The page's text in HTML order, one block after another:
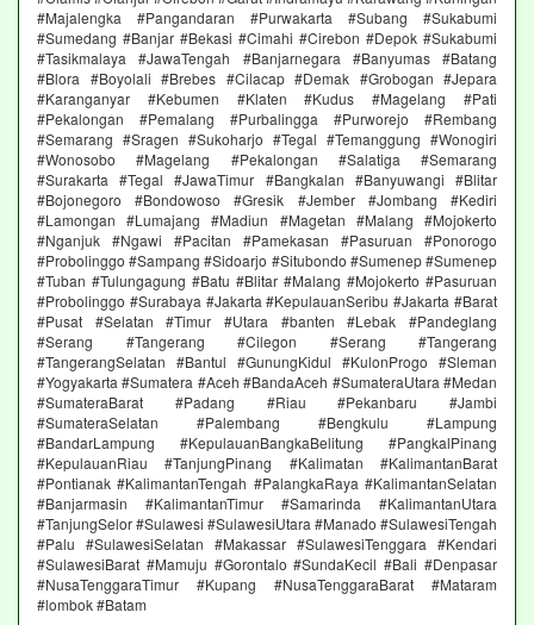
#Majalengka #Pangandaran #Purwakarta #Subang #Sukabumi
#Sumedang #Banjar #Bekasi #Cimahi #Cirebon #Depok #Sukabumi
#Tasikmalaya #JawaTengah #Banjarnegara #Banyumas #Batang
#Blora #Boyolali #Brebes #Cilacap #Demak #Grobogan #Jepara
#Karanganyar #Kebumen #Klaten #Kudus #Magelang #Pati
#Pekalongan #Pemalang #Purbalingga #Purworejo #Rembang
#Semarang #Sragen #Sukoharjo #Tegal #Temanggung #Wonogiri
#Wonosobo #Magelang #Pekalongan #Salatiga #Semarang
#Surakarta #Tegal #JawaTimur #Bangkalan #Banyuwangi #Blitar
#Bojonegoro #Bondowoso #Gresik #Jember #Jombang #Kediri
#Lamongan #Lumajang #Madiun #Magetan #Malang #Mojokerto
#Nganjuk #Ngawi #Pacitan #Pamekasan #Pasuruan #Ponorogo
#Probolinggo #Sampang #Sidoarjo #Situbondo #Sumenep #Sumenep
#Tuban #Tulungagung #Batu #Blitar #Malang #Mojokerto #Pasuruan
#Probolinggo #Surabaya #Jakarta #KepulauanSeribu #Jakarta #Barat
#Pusat #Selatan #Timur #Utara #banten #Lebak #Pandeglang
#Serang #Tangerang #Cilegon #Serang #Tangerang
#TangerangSelatan #Bantul #GunungKidul #KulonProgo #Sleman
#Yogyakarta #Sumatera #Aceh #BandaAceh #SumateraUtara #Medan
#SumateraBarat #Padang #Riau #Pekanbaru #Jambi
#SumateraSelatan #Palembang #Bengkulu #Lampung
#BandarLampung #KepulauanBangkaBelitung #PangkalPinang
#KepulauanRiau #TanjungPinang #Kalimatan #KalimantanBarat
#Pontianak #KalimantanTengah #PalangkaRaya #KalimantanSelatan
#Banjarmasin #KalimantanTimur #Samarinda #KalimantanUtara
#TanjungSelor #Sulawesi #SulawesiUtara #Manado #SulawesiTengah
#Palu #SulawesiSelatan #Makassar #SulawesiTenggara #Kendari
#SulawesiBarat #Mamuju #Gorontalo #SundaKecil #Bali #Denpasar
#NusaTenggaraTimur #Kupang #NusaTenggaraBarat #Mataram
#lombok #Batam